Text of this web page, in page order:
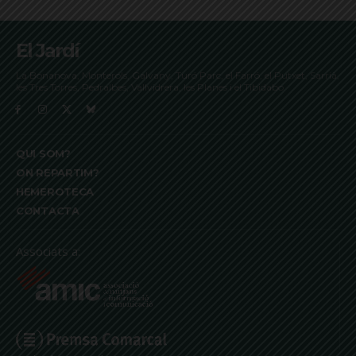
El Jardí
La Bonanova, Monterols, Galvany, Turó Parc, el Farró, el Putxet, Sarrià,
les Tres Torres, Pedralbes, Vallvidrera, les Planes i el Tibidabo
QUI SOM?
ON REPARTIM?
HEMEROTECA
CONTACTA
Associats a: